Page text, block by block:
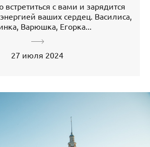
с вами и зарядится
ваших сердец. Василиса,
Варюшка, Егорка...
27 июля 2024